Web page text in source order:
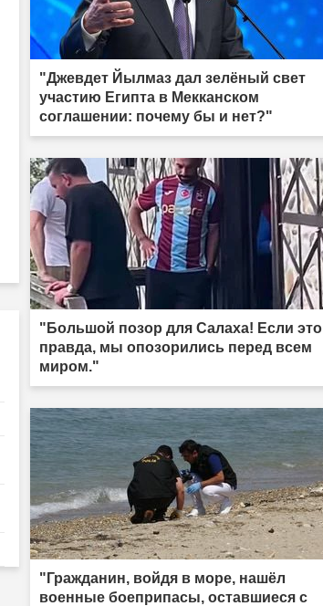
"Джевдет Йылмаз дал зелёный свет
участию Египта в Мекканском
соглашении: почему бы и нет?"
"Большой позор для Салаха! Если это
правда, мы опозорились перед всем
миром."
"Гражданин, войдя в море, нашёл
военные боеприпасы, оставшиеся с